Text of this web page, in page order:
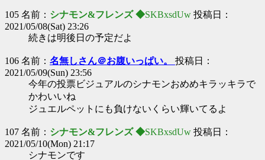
105 名前： シナモン&フレンズ ◆SKBxsdUw 投稿日：
2021/05/08(Sat) 23:26
続きは明後日の予定だよ
106 名前： 名無しさん＠お腹いっぱい。 投稿日：
2021/05/09(Sun) 23:56
今年の投票ビジュアルのシナモンおめめキラッキラで
かわいいね
ジュエルペットにも負けないくらい輝いてるよ
107 名前： シナモン&フレンズ ◆SKBxsdUw 投稿日：
2021/05/10(Mon) 21:17
シナモンです